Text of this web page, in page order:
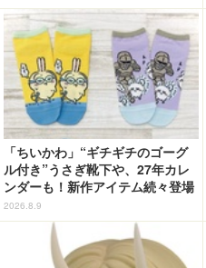
ゥーガル」インタビュー（９）
「ちいかわ」“ギチギチのゴーグ
ル付き”うさぎ靴下や、27年カレ
ンダーも！新作アイテム続々登場
2026.8.9